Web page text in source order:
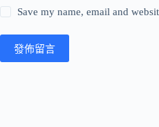
Save my name, email and
發佈留言